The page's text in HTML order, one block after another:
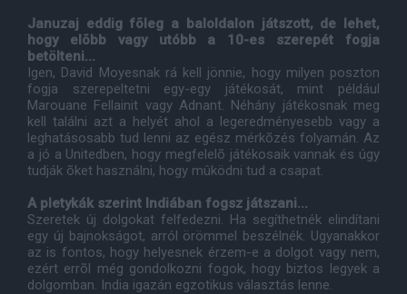
Januzaj eddig fõleg a baloldalon játszott, de lehet,
hogy elõbb vagy utóbb a 10-es szerepét fogja
betölteni...
Igen, David Moyesnak rá kell jönnie, hogy milyen poszton
fogja szerepeltetni egy-egy játékosát, mint például
Marouane Fellainit vagy Adnant. Néhány játékosnak meg
kell találni azt a helyét ahol a legeredményesebb vagy a
leghatásosabb tud lenni az egész mérkõzés folyamán. Az
a jó a Unitedben, hogy megfelelõ játékosaik vannak és úgy
tudják õket használni, hogy mûködni tud a csapat.
A pletykák szerint Indiában fogsz játszani...
Szeretek új dolgokat felfedezni. Ha segíthetnék elindítani
egy új bajnokságot, arról örömmel beszélnék. Ugyanakkor
az is fontos, hogy helyesnek érzem-e a dolgot vagy nem,
ezért errõl még gondolkozni fogok, hogy biztos legyek a
dolgomban. India igazán egzotikus választás lenne.